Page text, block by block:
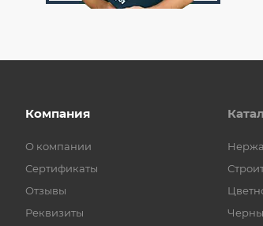
Компания
О компании
Сертификаты
Отзывы
Реквизиты